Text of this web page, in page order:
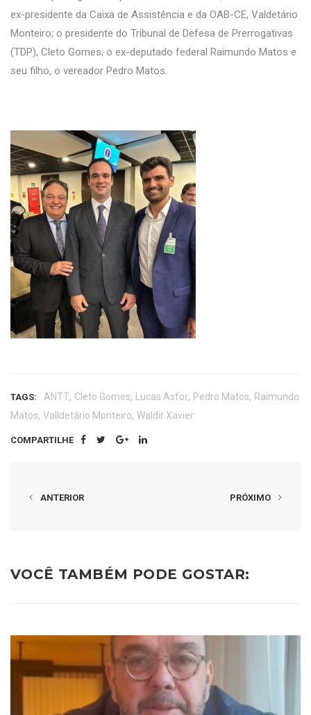
ex-presidente da Caixa de Assistência e da OAB-CE, Valdetário
Monteiro; o presidente do Tribunal de Defesa de Prerrogativas
(TDP), Cleto Gomes; o ex-deputado federal Raimundo Matos e
seu filho, o vereador Pedro Matos.
TAGS: ANTT, Cleto Gomes, Lucas Asfor, Pedro Matos, Raimundo
Matos, Valldetário Monteiro, Waldir Xavier
COMPARTILHE
ANTERIOR PRÓXIMO
VOCÊ TAMBÉM PODE GOSTAR: